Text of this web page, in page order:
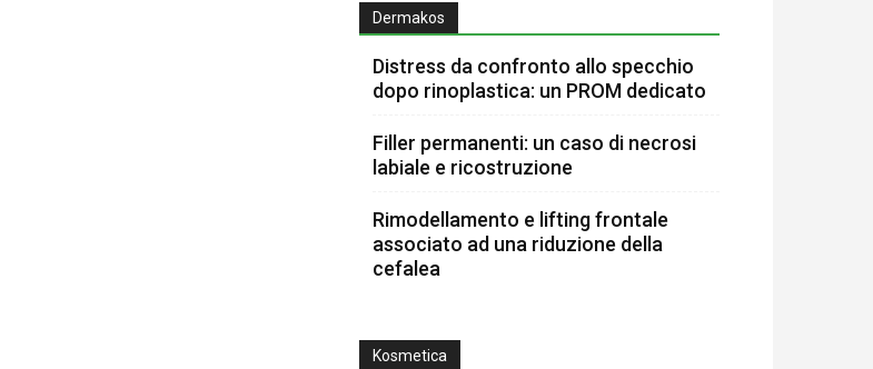
Dermakos
Distress da confronto allo specchio
dopo rinoplastica: un PROM dedicato
Filler permanenti: un caso di necrosi
labiale e ricostruzione
Rimodellamento e lifting frontale
associato ad una riduzione della
cefalea
Kosmetica